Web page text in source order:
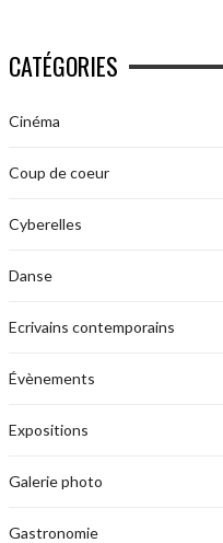
CATÉGORIES
Cinéma
Coup de coeur
Cyberelles
Danse
Ecrivains contemporains
Évènements
Expositions
Galerie photo
Gastronomie